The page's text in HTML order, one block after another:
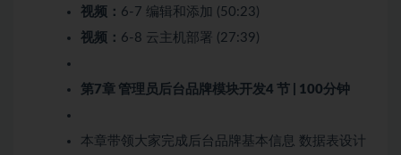
视频： 6-7 编辑和添加 (50:23)
视频： 6-8 云主机部署 (27:39)
第7章 管理员后台品牌模块开发4 节 | 100分钟
本章带领大家完成后台品牌基本信息 数据表设计